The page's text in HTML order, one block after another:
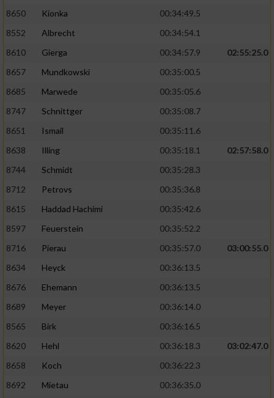
8650
Kionka
00:34:49.5
8552
Albrecht
00:34:54.1
8610
Gierga 00:34:57.9
02:55:25.0
8657
Mundkowski
00:35:00.5
8685
Marwede
00:35:05.6
8747
Schnittger
00:35:08.7
8651
Ismail
00:35:11.6
8638
Illing 00:35:18.1
02:57:58.0
8744
Schmidt
00:35:28.3
8712
Petrovs
00:35:36.8
8615
Haddad Hachimi
00:35:42.6
8597
Feuerstein
00:35:52.2
8716
Pierau 00:35:57.0
03:00:55.0
8634
Heyck
00:36:13.5
8676
Ehemann
00:36:13.5
8689
Meyer
00:36:14.0
8565
Birk
00:36:16.5
8620
Hehl 00:36:18.3
03:02:47.0
8658
Koch
00:36:22.3
8692
Mietau
00:36:35.0